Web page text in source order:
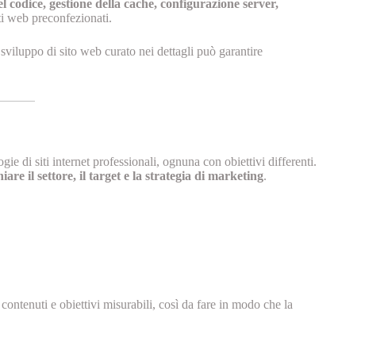
codice, gestione della cache, configurazione server,
web preconfezionati.
di sito web curato nei dettagli può garantire
di siti internet professionali, ognuna con obiettivi differenti.
il settore, il target e la strategia di marketing.
e obiettivi misurabili, così da fare in modo che la